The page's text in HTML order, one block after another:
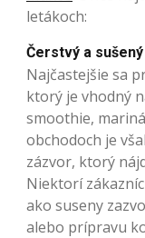
letákoch:
Čerstvý a
Najčastejšie sa
ktorý je vhodný
smoothie,
obchodoch je
zázvor, ktorý
Niektorí
ako suseny
alebo prípravu